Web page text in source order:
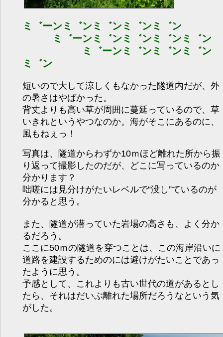
ミ゛ーンミ゛ンミ゛ンミ゛ンミ゛ン
ミ゛ーンミ゛ンミ゛ンミ゛ンミ゛ン
ミ゛ーンミ゛ンミ゛ンミ゛ン
ミ゛ン
短いので大して涼しくもなかった隧道内だが、外
の暑さはやばかった。
背丈よりも高い草が周囲に蔓延っているので、草
いきれというやつなのか。海がそこにあるのに、
風もねぇっ！
写真は、隧道からわずか10ｍほど離れた所から振
り返って撮影したのだが、どこに写っているのか
分かります？
咄嗟には見分けがたいレベルで“没し”ているのが
分かると思う。
また、隧道が潜っていた岩場の高さも、よく分か
るだろう。
ここに50ｍの隧道を穿つことは、この海岸沿いに
道路を建設するためのには避けがたいことであっ
たように思う。
予感として、これよりも古い世代の道があるとし
たら、それはだいぶ離れた場所だろうなという気
がした。